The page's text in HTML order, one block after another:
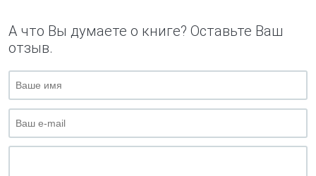
А что Вы думаете о книге? Оставьте Ваш
отзыв.